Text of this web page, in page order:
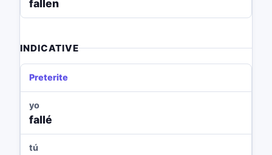
fallen
INDICATIVE
Preterite
yo
fallé
tú